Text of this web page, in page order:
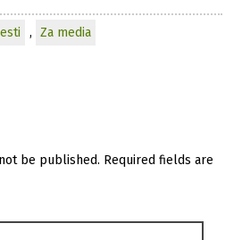
, Za media
be published. Required fields are